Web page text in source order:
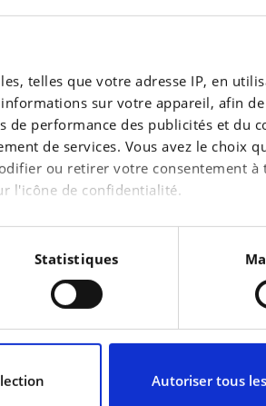
telles que votre adresse IP, en
sur votre appareil, afin
performance des publicités et du
de services. Vous avez le choix
ou retirer votre consentement à
l'icône de confidentialité.
qui peuvent être précises à
relever les caractéristiques
et définir vos préférences,
à tout moment à partir de la
Statistiques
Autoriser tous
018da, brake pads low copr fr/ zero
control, air quality sensor,
online pack with data plan,
, electronic air suspension,
power fold door mirrors with